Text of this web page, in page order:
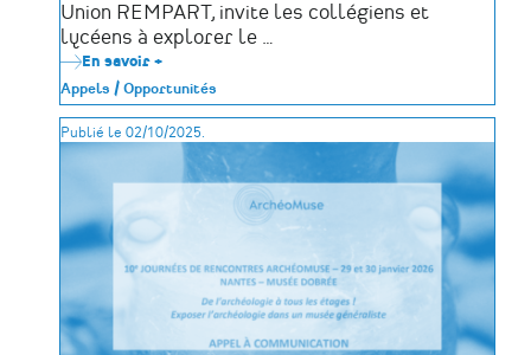
Union REMPART, invite les collégiens et
lycéens à explorer le …
En savoir +
Concours
ID.
Patrimoine
2026
Appels / Opportunités
Publié le 02/10/2025.